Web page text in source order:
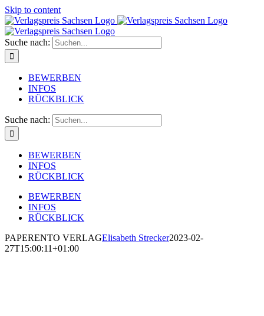
Skip to content
Suche nach:
BEWERBEN
INFOS
RÜCKBLICK
Suche nach:
BEWERBEN
INFOS
RÜCKBLICK
BEWERBEN
INFOS
RÜCKBLICK
PAPERENTO VERLAGElisabeth Strecker2023-02-
27T15:00:11+01:00